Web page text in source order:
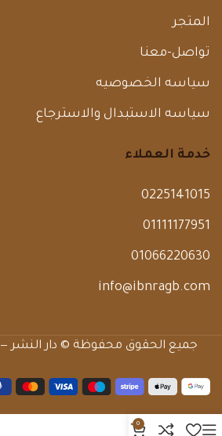
المتجر
تواصل-معنا
سياسه الخصوصيه
سياسه الاستبدال والاسترجاع
خدمة العملاء
0225141015
01111177951
01066220630
info@ibnragb.com
جميع الحقوق محفوظة © دار النشر — 2026… تصميم بواسطة
0